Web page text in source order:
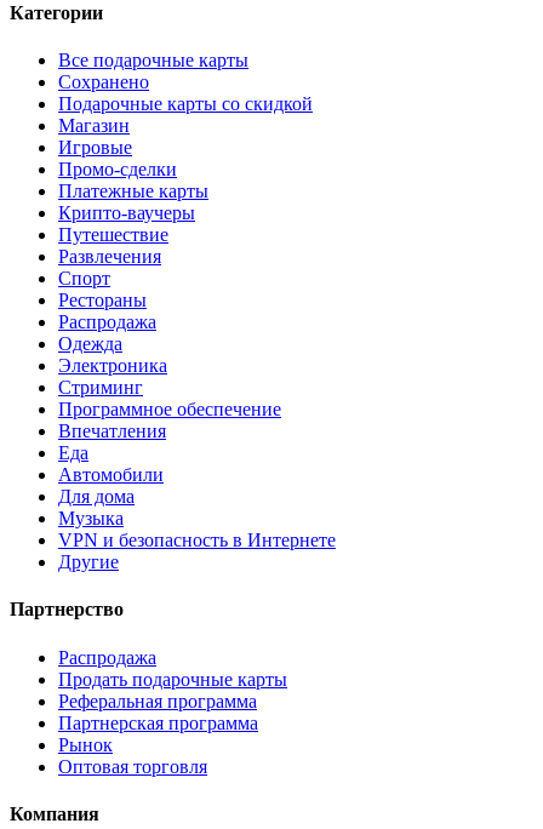
Категории
Все подарочные карты
Сохранено
Подарочные карты со скидкой
Магазин
Игровые
Промо-сделки
Платежные карты
Крипто-ваучеры
Путешествие
Развлечения
Спорт
Рестораны
Распродажа
Одежда
Электроника
Стриминг
Программное обеспечение
Впечатления
Еда
Автомобили
Для дома
Музыка
VPN и безопасность в Интернете
Другие
Партнерство
Распродажа
Продать подарочные карты
Реферальная программа
Партнерская программа
Рынок
Оптовая торговля
Компания